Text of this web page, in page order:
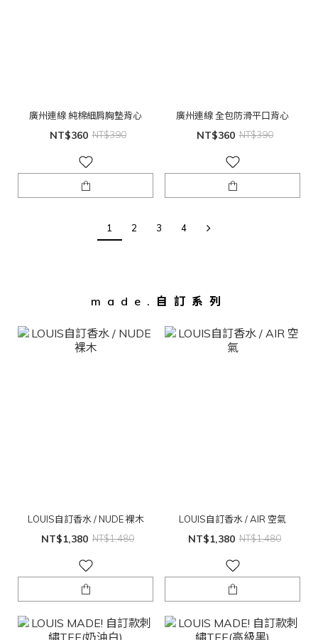
廣州連線 純棉細肩胸墊背心
NT$360 NT$390
廣州連線 全包防滑平口背心
NT$360 NT$390
1 2 3 4
made.自訂系列
LOUIS自訂香水 / NUDE 裸木
NT$1,380 NT$1,480
LOUIS自訂香水 / AIR 空氣
NT$1,380 NT$1,480